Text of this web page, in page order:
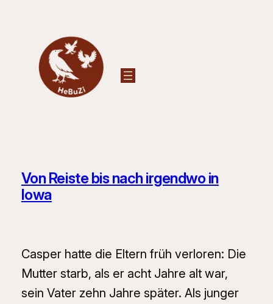
Von Reiste bis nach irgendwo in
Iowa
Casper hatte die Eltern früh verloren: Die
Mutter starb, als er acht Jahre alt war,
sein Vater zehn Jahre später. Als junger